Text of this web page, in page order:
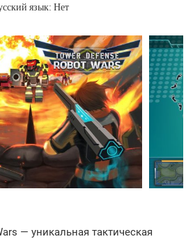
язык: Нет
— уникальная тактическая